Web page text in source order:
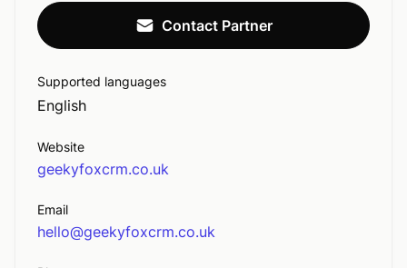
Contact Partner
Supported languages
English
Website
geekyfoxcrm.co.uk
Email
hello@geekyfoxcrm.co.uk